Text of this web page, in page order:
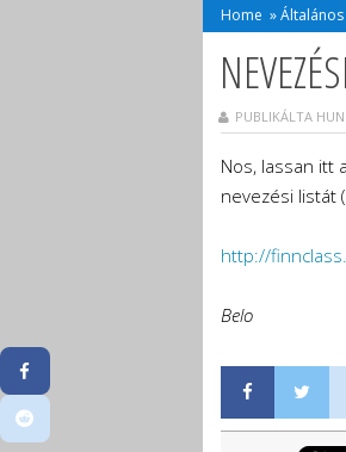
Home »Általános
PUBLIKÁLTA
Nos, lassan itt
nevezési listát
http://
Belo